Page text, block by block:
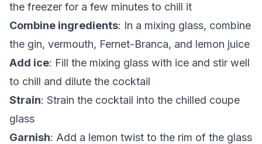
the freezer for a few minutes to chill it
Combine ingredients: In a mixing glass, combine
the gin, vermouth, Fernet-Branca, and lemon juice
Add ice: Fill the mixing glass with ice and stir well
to chill and dilute the cocktail
Strain: Strain the cocktail into the chilled coupe
glass
Garnish: Add a lemon twist to the rim of the glass